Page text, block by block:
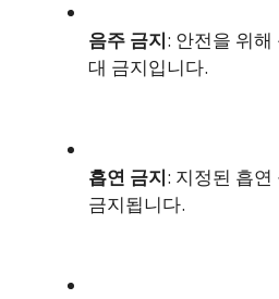
음주 금지: 안전을 위
대 금지입니다.
흡연 금지: 지정된 흡
금지됩니다.